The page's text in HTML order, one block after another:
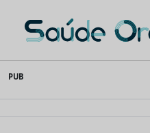
to
content
Saúde Oral
PUB